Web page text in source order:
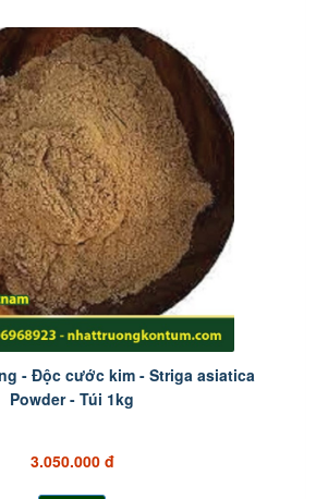
- Độc cước kim - Striga asiatica
Powder - Túi 1kg
3.050.000 đ